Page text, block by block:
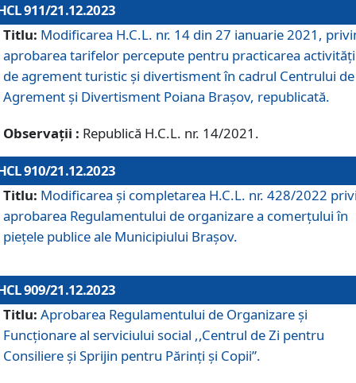
911/21.12.2023
Titlu: Modificarea H.C.L. nr. 14 din 27 ianuarie 2021,
aprobarea tarifelor percepute pentru practicarea
de agrement turistic și divertisment în cadrul Centrului de
Agrement și Divertisment Poiana Brașov, republicată.
Observații : Republică H.C.L. nr. 14/2021.
910/21.12.2023
Titlu: Modificarea și completarea H.C.L. nr. 428/2022
aprobarea Regulamentului de organizare a comerțului în
piețele publice ale Municipiului Braşov.
909/21.12.2023
Titlu: Aprobarea Regulamentului de Organizare și
Funcționare al serviciului social ,,Centrul de Zi pentru
Consiliere şi Sprijin pentru Părinţi şi Copii”.